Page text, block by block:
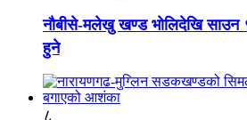
नौबीसे-मलेखु खण्ड भोलिदेखि साउन
हुने
८